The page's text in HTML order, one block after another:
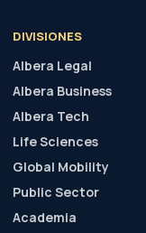
DIVISIONES
Albera Legal
Albera Business
Albera Tech
Life Sciences
Global Mobility
Public Sector
Academia